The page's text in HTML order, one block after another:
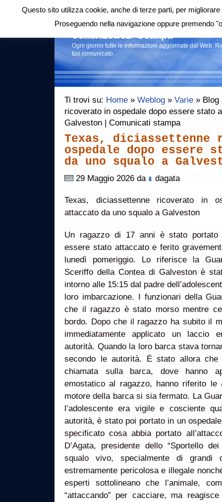
Login|RSS |
Comunicati stampa
Ogni giorno tutte le informazioni aggiornate dal Web.
tuo comunicato.
Ti trovi su: Home » Weblog » Varie » Blog
ricoverato in ospedale dopo essere stato
Galveston | Comunicati stampa
Texas, diciassettenne
ospedale dopo essere
da uno squalo a
29 Maggio 2026 da dagata
Texas, diciassettenne ricoverato in
attaccato da uno squalo a Galveston
Un ragazzo di 17 anni è stato portato
essere stato attaccato e ferito
lunedì pomeriggio. Lo riferisce la
Sceriffo della Contea di Galveston è
intorno alle 15:15 dal padre
loro imbarcazione. I funzionari della
che il ragazzo è stato morso mentre
bordo. Dopo che il ragazzo ha subito il
immediatamente applicato un laccio
autorità. Quando la loro barca stava
secondo le autorità. È stato allora
chiamata sulla barca, dove hanno
emostatico al ragazzo, hanno riferito
motore della barca si sia fermato. La
l’adolescente era vigile e cosciente
autorità, è stato poi portato in un
specificato cosa abbia portato
D’Agata, presidente dello “Sportello
squalo vivo, specialmente di grandi
estremamente pericolosa e illegale
esperti sottolineano che l’animale,
“attaccando” per cacciare, ma
Questo sito utilizza cookie, anche di terze parti, per
Proseguendo nella navigazione oppure premendo